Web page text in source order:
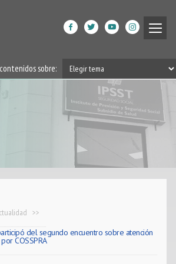
Institucional
Prestaciones de Salud
Acción Social
Beneficiarios
DPGRM Centro de Calidad
de Vida
Filiales
sobre:
del segundo encuentro sobre atención
COSSPRA